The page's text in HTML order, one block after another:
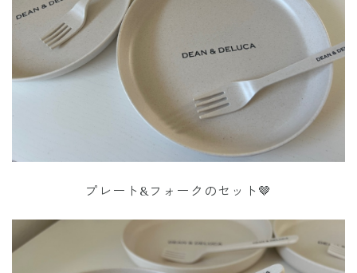
プレート&フォークのセット🤎